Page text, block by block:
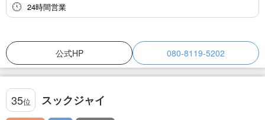
24時間営業
公式HP 080-8119-5202
35位 スックジャイ